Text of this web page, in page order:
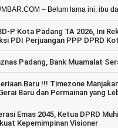
– Belum lama ini, ibu
P Kota Padang TA 2026, Ini
PDI Perjuangan PPP DPRD
Padang, Bank Muamalat
Baru !!! Timezone
Baru dan Permainan yang
Emas 2045, Ketua DPRD
Kepemimpinan Visioner